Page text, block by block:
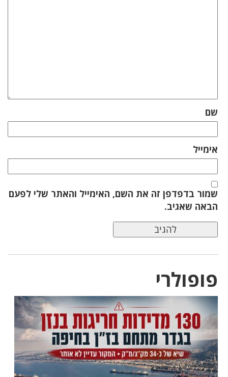
שם
אימייל
שמור בדפדפן זה את השם, האימייל והאתר שלי לפעם
הבאה שאגיב.
פופולרי